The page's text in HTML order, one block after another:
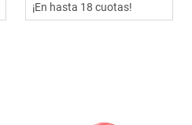
¡En hasta 18 cuotas!